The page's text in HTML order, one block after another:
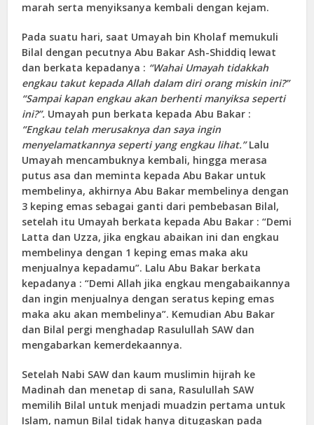
marah serta menyiksanya kembali dengan kejam.
Pada suatu hari, saat Umayah bin Kholaf memukuli
Bilal dengan pecutnya Abu Bakar Ash-Shiddiq lewat
dan berkata kepadanya : “Wahai Umayah tidakkah
engkau takut kepada Allah dalam diri orang miskin ini?”
“Sampai kapan engkau akan berhenti manyiksa seperti
ini?”. Umayah pun berkata kepada Abu Bakar :
“Engkau telah merusaknya dan saya ingin
menyelamatkannya seperti yang engkau lihat.”Lalu
Umayah mencambuknya kembali, hingga merasa
putus asa dan meminta kepada Abu Bakar untuk
membelinya, akhirnya Abu Bakar membelinya dengan
3 keping emas sebagai ganti dari pembebasan Bilal,
setelah itu Umayah berkata kepada Abu Bakar : “Demi
Latta dan Uzza, jika engkau abaikan ini dan engkau
membelinya dengan 1 keping emas maka aku
menjualnya kepadamu”. Lalu Abu Bakar berkata
kepadanya : “Demi Allah jika engkau mengabaikannya
dan ingin menjualnya dengan seratus keping emas
maka aku akan membelinya”. Kemudian Abu Bakar
dan Bilal pergi menghadap Rasulullah SAW dan
mengabarkan kemerdekaannya.
Setelah Nabi SAW dan kaum muslimin hijrah ke
Madinah dan menetap di sana, Rasulullah SAW
memilih Bilal untuk menjadi muadzin pertama untuk
Islam, namun Bilal tidak hanya ditugaskan pada